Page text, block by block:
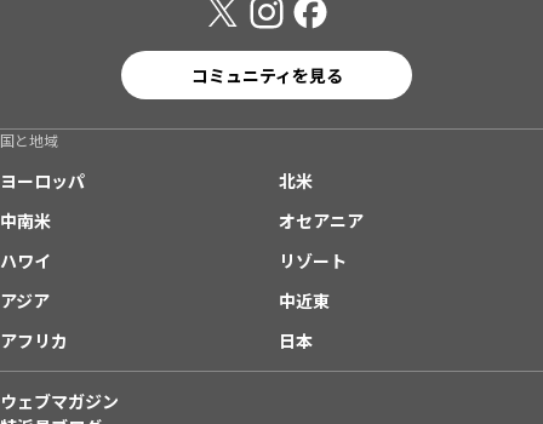
コミュニティを見る
国と地域
ヨーロッパ
北米
中南米
オセアニア
ハワイ
リゾート
アジア
中近東
アフリカ
日本
ウェブマガジン